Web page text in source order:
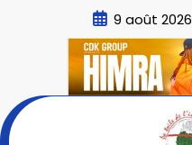
9 août 2026